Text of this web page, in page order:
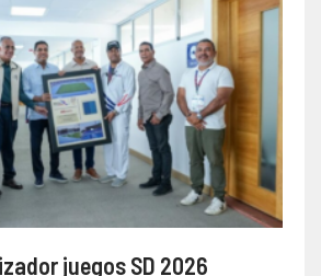
juegos SD 2026